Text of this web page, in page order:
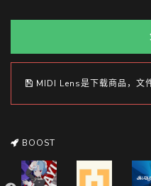
MIDI Lens是下载商品，文
BOOST